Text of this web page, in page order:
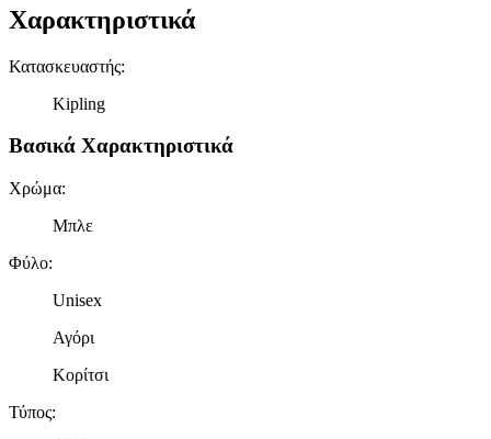
Χαρακτηριστικά
Κατασκευαστής:
Kipling
Βασικά Χαρακτηριστικά
Χρώμα:
Μπλε
Φύλο:
Unisex
Αγόρι
Κορίτσι
Τύπος: